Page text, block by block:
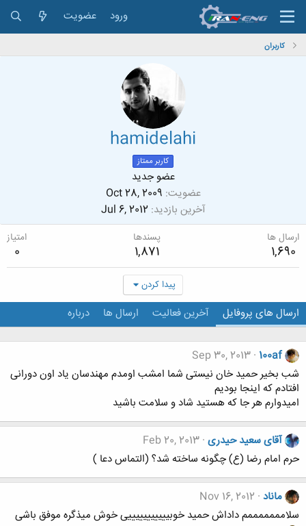
ورود عضویت
کاربران
hamidelahi
کاربر ممتاز
عضو جدید
عضویت Oct 28, 2009
آخرین بازدید Jul 6, 2012
ارسال ها
1,690
پسندها
1,871
امتیاز
0
پیدا کردن
ارسال های پروفایل آخرین فعالیت ارسال ها درباره
100af
Sep 30, 2013
شب بخیر حمید خان نیستی شما امشب اومدم مهندسان یاد اون دورانی
افتادم که اینجا بودیم
امیدوارم هر جا که هستید شاد و سلامت باشید
آقای سعید حیدری Feb 20, 2013
حرم امام رضا (ع) چگونه ساخته شد؟ (التماس دعا )
ماناد Nov 16, 2012
سلامممممممم داداش حمید خوبیییییییییییی خوش میذگره موفق باشی